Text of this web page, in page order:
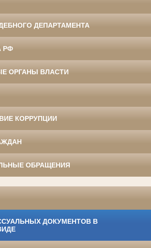
ДЕПАРТАМЕНТА
РФ
ОРГАНЫ ВЛАСТИ
КОРРУПЦИИ
ОБРАЩЕНИЯ
ДОКУМЕНТОВ В